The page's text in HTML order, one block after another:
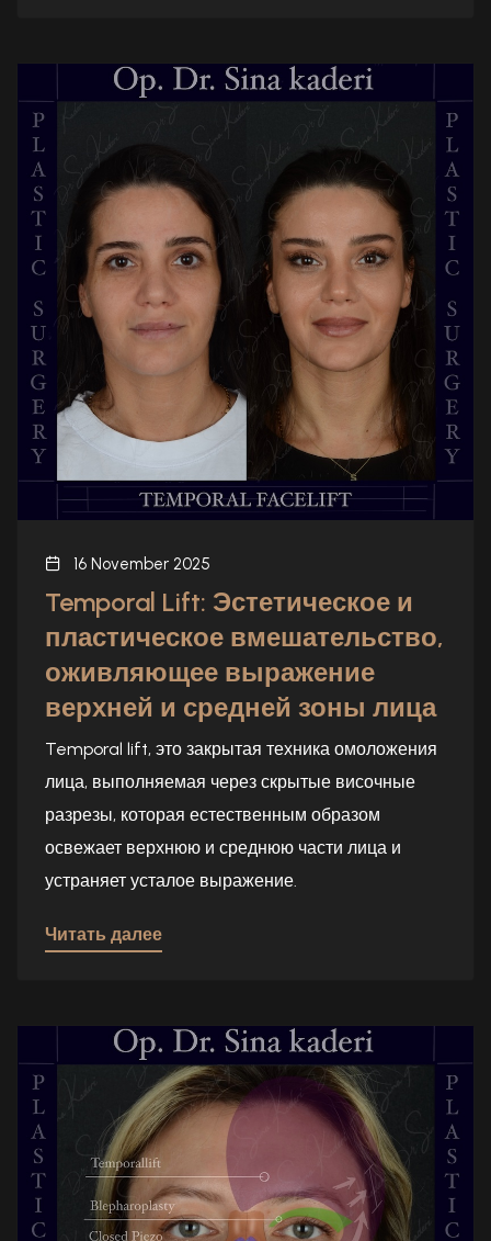
16 November 2025
Temporal Lift: Эстетическое и
пластическое вмешательство,
оживляющее выражение
верхней и средней зоны лица
Temporal lift, это закрытая техника омоложения
лица, выполняемая через скрытые височные
разрезы, которая естественным образом
освежает верхнюю и среднюю части лица и
устраняет усталое выражение.
Читать далее